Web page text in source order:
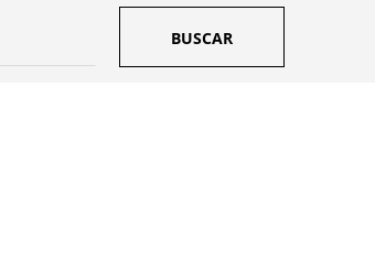
BUSCAR